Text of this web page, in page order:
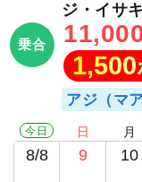
乗合
ジ・イサ
1,500
アジ（マ
今日
8/8
日
9
月
10